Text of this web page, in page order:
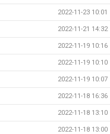
2022-11-23 10:01
2022-11-21 14:32
2022-11-19 10:16
2022-11-19 10:10
2022-11-19 10:07
2022-11-18 16:36
2022-11-18 13:10
2022-11-18 13:00